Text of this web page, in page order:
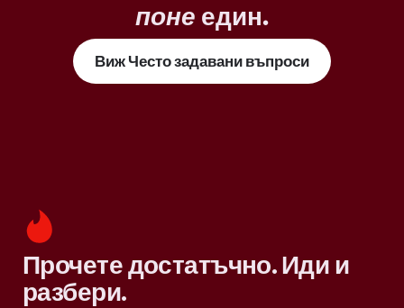
поне един.
Виж Често задавани въпроси
Прочете достатъчно. Иди и
разбери.